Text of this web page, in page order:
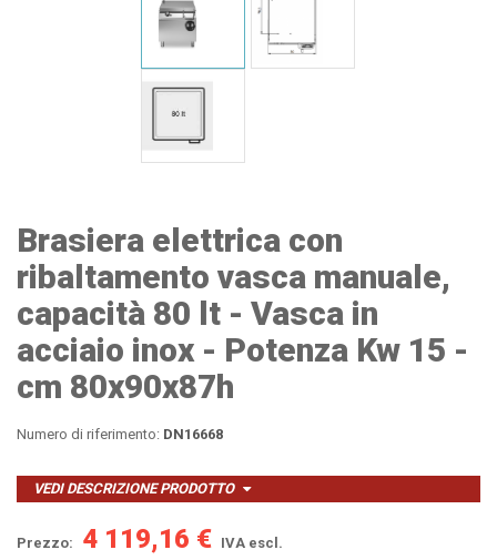
Brasiera elettrica con
ribaltamento vasca manuale,
capacità 80 lt - Vasca in
acciaio inox - Potenza Kw 15 -
cm 80x90x87h
Numero di riferimento: DN16668
VEDI DESCRIZIONE PRODOTTO
Prezzo: 4 119,16 € IVA escl.